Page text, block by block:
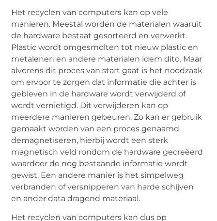
Het recyclen van computers kan op vele
manieren. Meestal worden de materialen waaruit
de hardware bestaat gesorteerd en verwerkt.
Plastic wordt omgesmolten tot nieuw plastic en
metalenen en andere materialen idem dito. Maar
alvorens dit proces van start gaat is het noodzaak
om ervoor te zorgen dat informatie die achter is
gebleven in de hardware wordt verwijderd of
wordt vernietigd. Dit verwijderen kan op
meerdere manieren gebeuren. Zo kan er gebruik
gemaakt worden van een proces genaamd
demagnetiseren, hierbij wordt een sterk
magnetisch veld rondom de hardware gecreëerd
waardoor de nog bestaande informatie wordt
gewist. Een andere manier is het simpelweg
verbranden of versnipperen van harde schijven
en ander data dragend materiaal.
Het recyclen van computers kan dus op